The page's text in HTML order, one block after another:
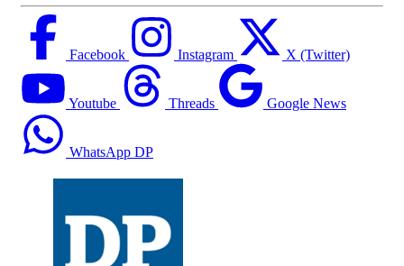
Facebook Instagram X (Twitter)
Youtube Threads Google News
WhatsApp DP